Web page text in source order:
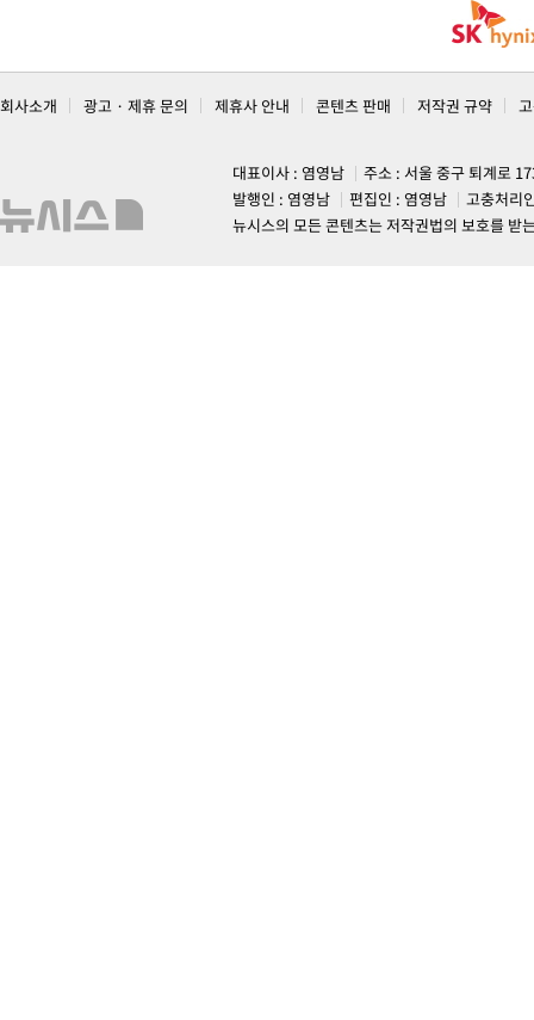
회사소개 광고 · 제휴 문의 제휴사 안내 콘텐츠 판매 저작권 규약
대표이사 : 염영남
주소 : 서울 중구 퇴계로
발행인 : 염영남
편집인 : 염영남
고충처리
뉴시스의 모든 콘텐츠는 저작권법의 보호를